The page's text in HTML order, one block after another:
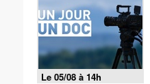
Le 05/08 à 14h